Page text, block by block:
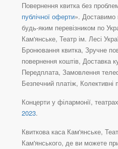
Повернення квитка без
публічної оферти».
будь-яким перевізником по
Кам'янське, Театр ім. Лесі
Бронювання квитка, Зручне
повернення коштів, Доставка
Передплата, Замовлення
Безпечний платіж, Колективні
Концерти у філармонії,
2023.
Квиткова каса Кам'янське,
Кам'янського, де ви можете